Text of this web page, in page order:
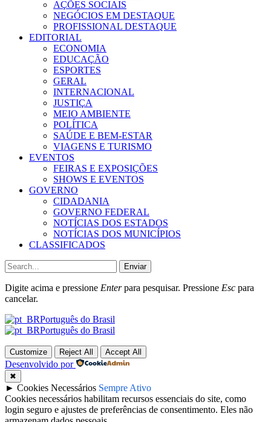
AÇÕES SOCIAIS
NEGÓCIOS EM DESTAQUE
PROFISSIONAL DESTAQUE
EDITORIAL
ECONOMIA
EDUCAÇÃO
ESPORTES
GERAL
INTERNACIONAL
JUSTIÇA
MEIO AMBIENTE
POLÍTICA
SAÚDE E BEM-ESTAR
VIAGENS E TURISMO
EVENTOS
FEIRAS E EXPOSIÇÕES
SHOWS E EVENTOS
GOVERNO
CIDADANIA
GOVERNO FEDERAL
NOTÍCIAS DOS ESTADOS
NOTÍCIAS DOS MUNICÍPIOS
CLASSIFICADOS
Enviar
Digite acima e pressione Enterpara pesquisar. Pressione Esc para
cancelar.
Português do Brasil
Português do Brasil
Customize Reject All Accept All
Desenvolvido por
✖
► Cookies Necessários Sempre Ativo
Cookies necessários habilitam recursos essenciais do site, como
login seguro e ajustes de preferências de consentimento. Eles não